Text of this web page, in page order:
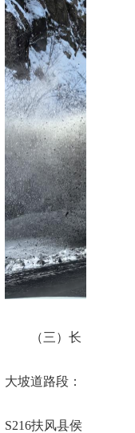
（三）长
大坡道路段：
S216扶风县侯